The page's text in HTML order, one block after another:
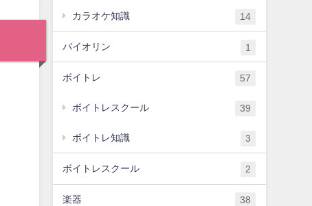
カラオケ知識 14
バイオリン 1
ボイトレ 57
ボイトレスクール 39
ボイトレ知識 3
ボイトレスクール 2
楽器 38